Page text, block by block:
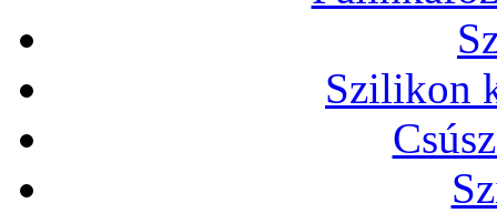
Szilikon